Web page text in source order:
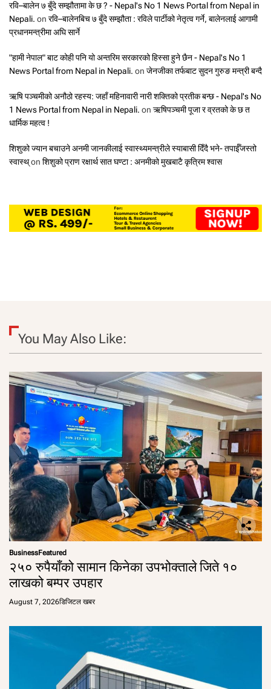
रवि–बालेन ७ बुँदे सम्झौतामा के छ ? - Nepal's No 1 News Portal from Nepal in
Nepali. on रवि–बालेनबिच ७ बुँदे सम्झौता : रविले पार्टीको नेतृत्व गर्ने, बालेनलाई आगामी
प्रधानमन्त्रीमा अघि सार्ने
"हामी नेपाल" बाट कोही पनि यो अन्तरिम सरकारको हिस्सा हुने छैन - Nepal's No 1
News Portal from Nepal in Nepali. on जेनजीका तर्फबाट सुदन गुरुङ मन्त्री बन्दै
ऋषि पञ्चमीको अनौठो रहस्य: जहाँ महिनावारी नारी शक्तिको प्रतीक बन्छ - Nepal's No
1 News Portal from Nepal in Nepali. on ऋषिपञ्चमी पूजा र व्रतको के छ त
धार्मिक महत्व !
शिशुको ज्यान बचाउने अनमी जानकीलाई स्वास्थ्यमन्त्रीले स्याबासी दिँदै भने- तपाईँजस्तो
स्वास्थ्on शिशुको प्राण रक्षार्थ सात घण्टा : अनमीको मुखबाटै कृत्रिम श्वास
You May Also Like:
BusinessFeatured
२५० रुपैयाँको सामान किनेका उपभोक्ताले जिते १०
लाखको बम्पर उपहार
August 7, 2026डिजिटल खबर